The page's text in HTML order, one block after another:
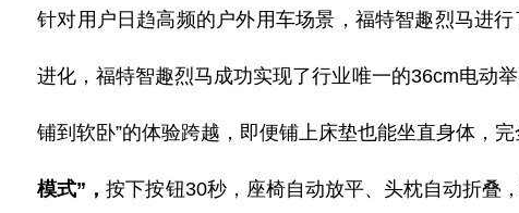
针对用户日趋高频的户外用车场景，福特智趣烈马进
进化，福特智趣烈马成功实现了行业唯一的36cm电动
铺到软卧”的体验跨越，即便铺上床垫也能坐直身体，完
模式”，按下按钮30秒，座椅自动放平、头枕自动折叠